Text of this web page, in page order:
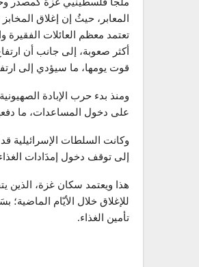
المعابر، حيثُ إن إغلاق
تعتمد معظم العائلات الفقيرة
أكثر صعوبة، إلى جانب أن
قوت يومها، ما سيؤدي إلى
على دخول المساعدات، ما
وكانت السلطات الإسرائيلية
إلى توقف دخول إمدَادات
هذا ويعتمد سكان غزة، الذين
للإغلاق خلال الأيّام
تأمين الغذاء.